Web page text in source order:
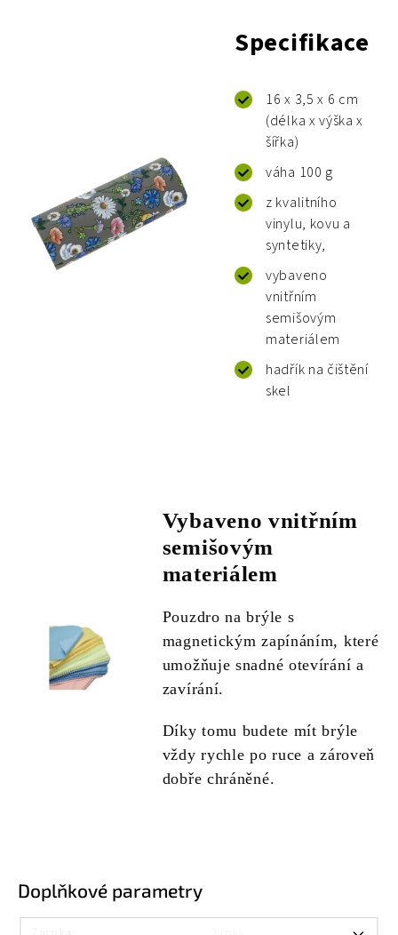
Specifikace
16 x 3,5 x 6 cm
(délka x výška x
šířka)
váha 100 g
z kvalitního
vinylu, kovu a
syntetiky,
vybaveno
vnitřním
semišovým
materiálem
hadřík na čištění
skel
Vybaveno vnitřním
semišovým
materiálem
Pouzdro na brýle s
magnetickým zapínáním, které
umožňuje snadné otevírání a
zavírání.
Díky tomu budete mít brýle
vždy rychle po ruce a zároveň
dobře chráněné.
Doplňkové parametry